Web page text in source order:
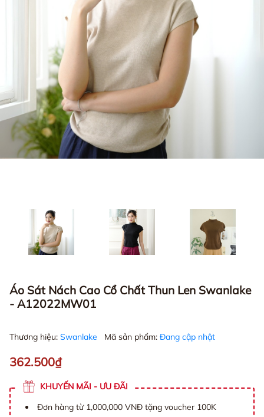
Áo Sát Nách Cao Cổ Chất Thun Len Swanlake
- A12022MW01
Thương hiệu: Swanlake Mã sản phẩm: Đang cập nhật
362.500₫
KHUYẾN MÃI - ƯU ĐÃI
Đơn hàng từ 1,000,000 VNĐ tặng voucher 100K